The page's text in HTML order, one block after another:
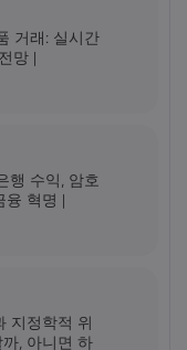
거래: 실시간
망 |
행 수익, 암호
융 혁명 |
지정학적 위
, 아니면 하